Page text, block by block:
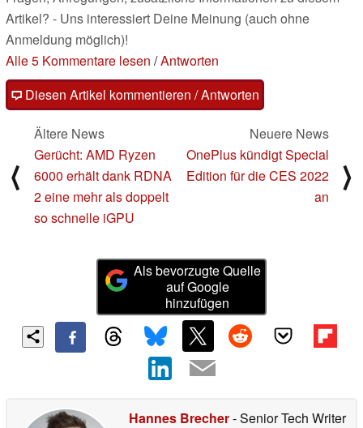
Artikel? - Uns interessiert Deine Meinung (auch ohne
Anmeldung möglich)!
Alle 5 Kommentare lesen /Antworten
Diesen Artikel kommentieren / Antworten
⟨
Ältere News
Gerücht: AMD Ryzen
6000 erhält dank RDNA
2 eine mehr als doppelt
so schnelle iGPU
Neuere News
OnePlus kündigt Special
Edition für die CES 2022
an
⟩
Als bevorzugte Quelle
auf Google
hinzufügen
Hannes Brecher- Senior Tech Writer